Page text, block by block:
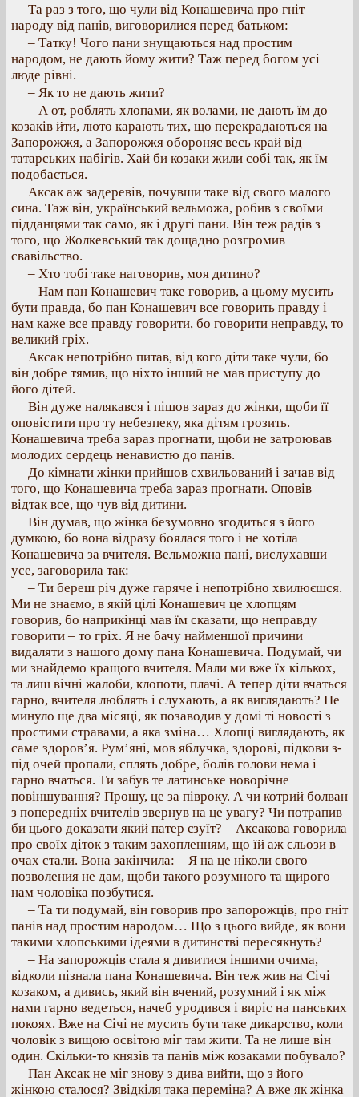
Та раз з того, що чули від Конашевича про гніт
народу від панів, виговорилися перед батьком:
– Татку! Чого пани знущаються над простим
народом, не дають йому жити? Таж перед богом усі
люде рівні.
– Як то не дають жити?
– А от, роблять хлопами, як волами, не дають їм до
козаків йти, люто карають тих, що перекрадаються на
Запорожжя, а Запорожжя обороняє весь край від
татарських набігів. Хай би козаки жили собі так, як їм
подобається.
Аксак аж задеревів, почувши таке від свого малого
сина. Таж він, український вельможа, робив з своїми
підданцями так само, як і другі пани. Він теж радів з
того, що Жолкевський так дощадно розгромив
свавільство.
– Хто тобі таке наговорив, моя дитино?
– Нам пан Конашевич таке говорив, а цьому мусить
бути правда, бо пан Конашевич все говорить правду і
нам каже все правду говорити, бо говорити неправду, то
великий гріх.
Аксак непотрібно питав, від кого діти таке чули, бо
він добре тямив, що ніхто інший не мав приступу до
його дітей.
Він дуже налякався і пішов зараз до жінки, щоби її
оповістити про ту небезпеку, яка дітям грозить.
Конашевича треба зараз прогнати, щоби не затроював
молодих сердець ненавистю до панів.
До кімнати жінки прийшов схвильований і зачав від
того, що Конашевича треба зараз прогнати. Оповів
відтак все, що чув від дитини.
Він думав, що жінка безумовно згодиться з його
думкою, бо вона відразу боялася того і не хотіла
Конашевича за вчителя. Вельможна пані, вислухавши
усе, заговорила так:
– Ти береш річ дуже гаряче і непотрібно хвилюєшся.
Ми не знаємо, в якій цілі Конашевич це хлопцям
говорив, бо наприкінці мав їм сказати, що неправду
говорити – то гріх. Я не бачу найменшої причини
видаляти з нашого дому пана Конашевича. Подумай, чи
ми знайдемо кращого вчителя. Мали ми вже їх кількох,
та лиш вічні жалоби, клопоти, плачі. А тепер діти вчаться
гарно, вчителя люблять і слухають, а як виглядають? Не
минуло ще два місяці, як позаводив у домі ті новості з
простими стравами, а яка зміна… Хлопці виглядають, як
саме здоров’я. Рум’яні, мов яблучка, здорові, підкови з-
під очей пропали, сплять добре, болів голови нема і
гарно вчаться. Ти забув те латинське новорічне
повіншування? Прошу, це за півроку. А чи котрий болван
з попередніх вчителів звернув на це увагу? Чи потрапив
би цього доказати який патер єзуїт? – Аксакова говорила
про своїх діток з таким захопленням, що їй аж сльози в
очах стали. Вона закінчила: – Я на це ніколи свого
позволения не дам, щоби такого розумного та щирого
нам чоловіка позбутися.
– Та ти подумай, він говорив про запорожців, про гніт
панів над простим народом… Що з цього вийде, як вони
такими хлопськими ідеями в дитинстві пересякнуть?
– На запорожців стала я дивитися іншими очима,
відколи пізнала пана Конашевича. Він теж жив на Січі
козаком, а дивись, який він вчений, розумний і як між
нами гарно ведеться, начеб уродився і виріс на панських
покоях. Вже на Січі не мусить бути таке дикарство, коли
чоловік з вищою освітою міг там жити. Та не лише він
один. Скільки-то князів та панів між козаками побувало?
Пан Аксак не міг знову з дива вийти, що з його
жінкою сталося? Звідкіля така переміна? А вже як жінка